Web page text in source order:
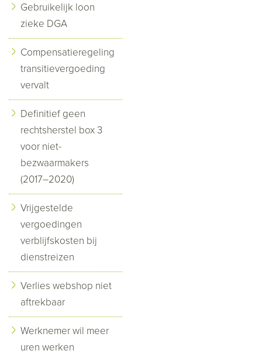
Gebruikelijk loon
zieke DGA
Compensatieregeling
transitievergoeding
vervalt
Definitief geen
rechtsherstel box 3
voor niet-
bezwaarmakers
(2017–2020)
Vrijgestelde
vergoedingen
verblijfskosten bij
dienstreizen
Verlies webshop niet
aftrekbaar
Werknemer wil meer
uren werken